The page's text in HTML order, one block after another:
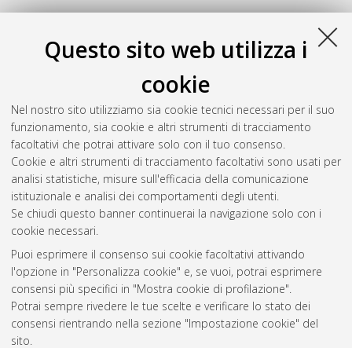
Questo sito web utilizza i
cookie
Nel nostro sito utilizziamo sia cookie tecnici necessari per il suo
funzionamento, sia cookie e altri strumenti di tracciamento
facoltativi che potrai attivare solo con il tuo consenso.
Cookie e altri strumenti di tracciamento facoltativi sono usati per
analisi statistiche, misure sull'efficacia della comunicazione
istituzionale e analisi dei comportamenti degli utenti.
Se chiudi questo banner continuerai la navigazione solo con i
cookie necessari.
Puoi esprimere il consenso sui cookie facoltativi attivando
l'opzione in "Personalizza cookie" e, se vuoi, potrai esprimere
consensi più specifici in "Mostra cookie di profilazione".
Potrai sempre rivedere le tue scelte e verificare lo stato dei
consensi rientrando nella sezione "Impostazione cookie" del
sito.
(2024)Essays in political economy
[Dissertation thesis], Alma Mater Studiorum Università di
Bologna. Dottorato di ricerca inEconomics, 35 Ciclo. DOI
10.48676/unibo/amsdottorato/11553.
Questa lista e' stata generata il Wed Aug 5 20:44:32 2026
Atom
Rss 1.0
Rss 2.0